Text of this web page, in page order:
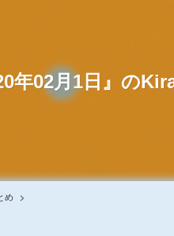
年02月1日』の
め